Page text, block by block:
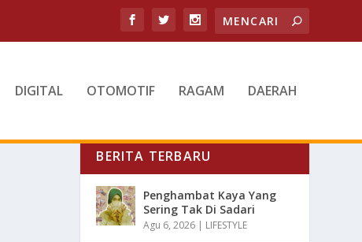
DIGITAL OTOMOTIF RAGAM DAERAH
BERITA TERBARU
Penghambat Kaya Yang
Sering Tak Di Sadari
Agu 6, 2026 | LIFESTYLE